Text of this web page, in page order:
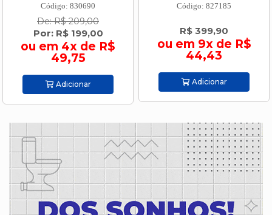
Código: 830690
De: R$ 209,00
Por: R$ 199,00
ou em 4x de R$
49,75
Adicionar
Código: 827185
R$ 399,90
ou em 9x de R$
44,43
Adicionar